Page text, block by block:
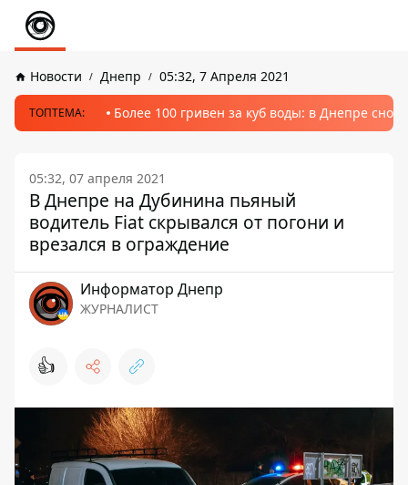
Новости Днепр 05:32, 7 Апреля 2021
ТОПТЕМА: Более 100 гривен за куб воды: в Днепре
05:32, 07 апреля 2021
В Днепре на Дубинина пьяный
водитель Fiat скрывался от погони и
врезался в ограждение
Информатор Днепр
ЖУРНАЛИСТ
👍